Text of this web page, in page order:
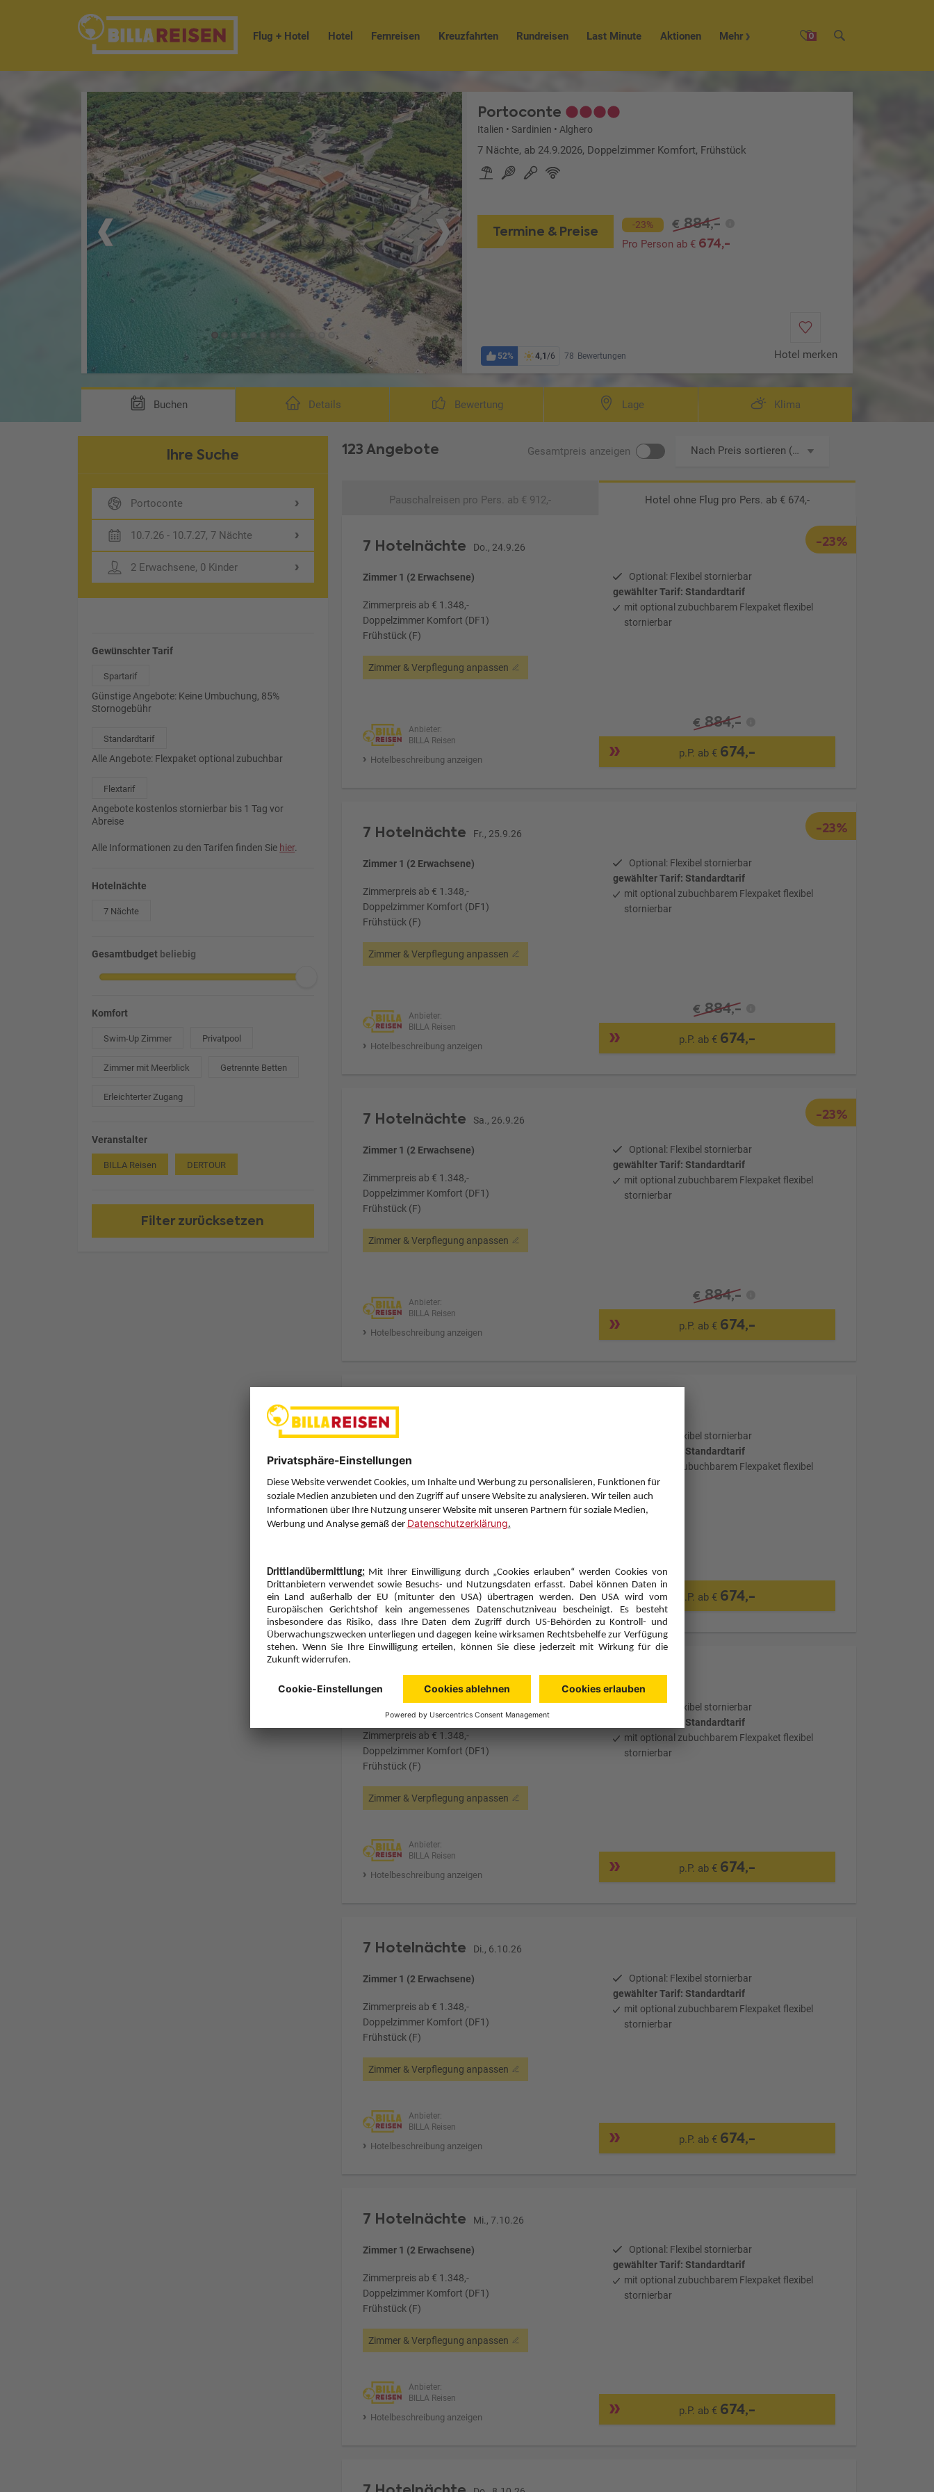
0
Flug + Hotel Hotel Fernreisen Kreuzfahrten Rundreisen Last Minute Aktionen Mehr
Portoconte
Italien • Sardinien • Alghero
7 Nächte, ab 24.9.2026, Doppelzimmer Komfort, Frühstück
Termine & Preise -23% € 884,-
Pro Person ab €674,-
52% 4,1/6 78 Bewertungen Hotel merken
Buchen Details Bewertung Lage Klima
Ihre Suche
Portoconte
10.7.26 - 10.7.27, 7 Nächte
2 Erwachsene, 0 Kinder
Gewünschter Tarif
Spartarif
Günstige Angebote: Keine Umbuchung, 85%
Stornogebühr
Standardtarif
Alle Angebote: Flexpaket optional zubuchbar
Flextarif
Angebote kostenlos stornierbar bis 1 Tag vor
Abreise
Alle Informationen zu den Tarifen finden Sie hier.
Hotelnächte
7 Nächte
Gesamtbudget beliebig
Komfort
Swim-Up Zimmer Privatpool
Zimmer mit Meerblick Getrennte Betten
Erleichterter Zugang
Veranstalter
BILLA Reisen DERTOUR
Filter zurücksetzen
123 Angebote Gesamtpreis anzeigen Nach Preis sortieren (aufsteigend)
Pauschalreisen pro Pers. ab € 912,- Hotel ohne Flug pro Pers. ab € 674,-
-23%
7 Hotelnächte Do., 24.9.26
Zimmer 1 (2 Erwachsene)
Zimmerpreis ab € 1.348,-
Doppelzimmer Komfort (DF1)
Frühstück (F)
Zimmer & Verpflegung anpassen
Optional: Flexibel stornierbar
gewählter Tarif: Standardtarif
mit optional zubuchbarem Flexpaket flexibel
stornierbar
Anbieter:
BILLA Reisen
Hotelbeschreibung anzeigen
€ 884,-
p.P. ab € 674,-
-23%
7 Hotelnächte Fr., 25.9.26
Zimmer 1 (2 Erwachsene)
Zimmerpreis ab € 1.348,-
Doppelzimmer Komfort (DF1)
Frühstück (F)
Zimmer & Verpflegung anpassen
Optional: Flexibel stornierbar
gewählter Tarif: Standardtarif
mit optional zubuchbarem Flexpaket flexibel
stornierbar
Anbieter:
BILLA Reisen
Hotelbeschreibung anzeigen
€ 884,-
p.P. ab € 674,-
-23%
7 Hotelnächte Sa., 26.9.26
Zimmer 1 (2 Erwachsene)
Zimmerpreis ab € 1.348,-
Doppelzimmer Komfort (DF1)
Frühstück (F)
Zimmer & Verpflegung anpassen
Optional: Flexibel stornierbar
gewählter Tarif: Standardtarif
mit optional zubuchbarem Flexpaket flexibel
stornierbar
Anbieter:
BILLA Reisen
Hotelbeschreibung anzeigen
€ 884,-
p.P. ab € 674,-
7 Hotelnächte
Zimmer 1 (2 Erwachsene)
Zimmerpreis ab € 1.348,-
Doppelzimmer Komfort (DF1)
Frühstück (F)
Zimmer & Verpflegung anpassen
Optional: Flexibel stornierbar
gewählter Tarif: Standardtarif
mit optional zubuchbarem Flexpaket flexibel
stornierbar
Anbieter:
BILLA Reisen
Hotelbeschreibung anzeigen
p.P. ab € 674,-
7 Hotelnächte Mo., 5.10.26
Zimmerpreis ab € 1.348,-
Doppelzimmer Komfort (DF1)
Frühstück (F)
Zimmer & Verpflegung anpassen
Optional: Flexibel stornierbar
gewählter Tarif: Standardtarif
mit optional zubuchbarem Flexpaket flexibel
stornierbar
Anbieter:
BILLA Reisen
Hotelbeschreibung anzeigen
p.P. ab € 674,-
7 Hotelnächte Di., 6.10.26
Zimmer 1 (2 Erwachsene)
Zimmerpreis ab € 1.348,-
Doppelzimmer Komfort (DF1)
Frühstück (F)
Zimmer & Verpflegung anpassen
Optional: Flexibel stornierbar
gewählter Tarif: Standardtarif
mit optional zubuchbarem Flexpaket flexibel
stornierbar
Anbieter:
BILLA Reisen
Hotelbeschreibung anzeigen
p.P. ab € 674,-
7 Hotelnächte Mi., 7.10.26
Zimmer 1 (2 Erwachsene)
Zimmerpreis ab € 1.348,-
Doppelzimmer Komfort (DF1)
Frühstück (F)
Zimmer & Verpflegung anpassen
Optional: Flexibel stornierbar
gewählter Tarif: Standardtarif
mit optional zubuchbarem Flexpaket flexibel
stornierbar
Anbieter:
BILLA Reisen
Hotelbeschreibung anzeigen
p.P. ab € 674,-